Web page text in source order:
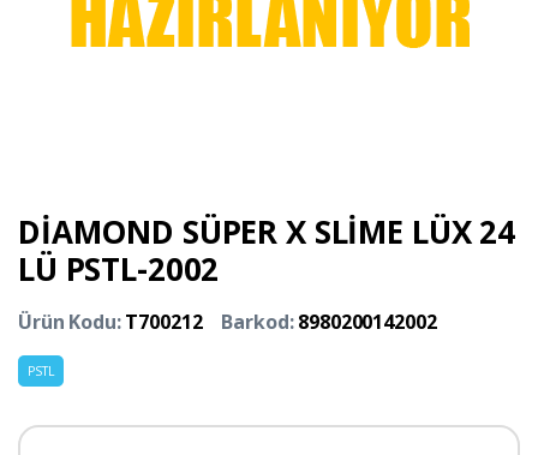
DİAMOND SÜPER X SLİME LÜX 24
LÜ PSTL-2002
Ürün Kodu:T700212 Barkod:8980200142002
PSTL